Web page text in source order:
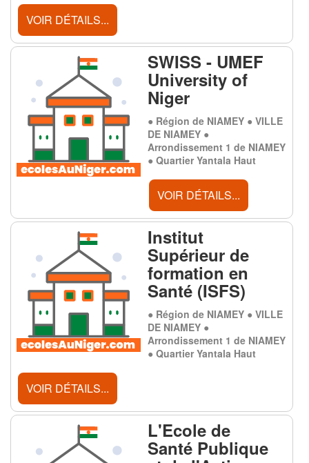
VOIR DÉTAILS...
SWISS - UMEF
University of
Niger
● Région de NIAMEY ● VILLE
DE NIAMEY ●
Arrondissement 1 de NIAMEY
● Quartier Yantala Haut
VOIR DÉTAILS...
Institut
Supérieur de
formation en
Santé (ISFS)
● Région de NIAMEY ● VILLE
DE NIAMEY ●
Arrondissement 1 de NIAMEY
● Quartier Yantala Haut
VOIR DÉTAILS...
L'Ecole de
Santé Publique